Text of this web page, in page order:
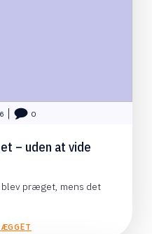
0
– uden at vide
præget, mens det